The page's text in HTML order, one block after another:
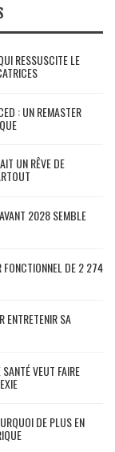
RESSUSCITE LE
: UN REMASTER
UN RÊVE DE
2028 SEMBLE
FONCTIONNEL DE 2 274
ENTRETENIR SA
VEUT FAIRE
DE PLUS EN